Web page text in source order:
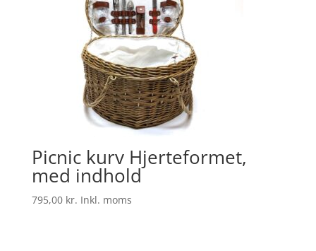
Picnic kurv Hjerteformet,
med indhold
795,00 kr. Inkl. moms